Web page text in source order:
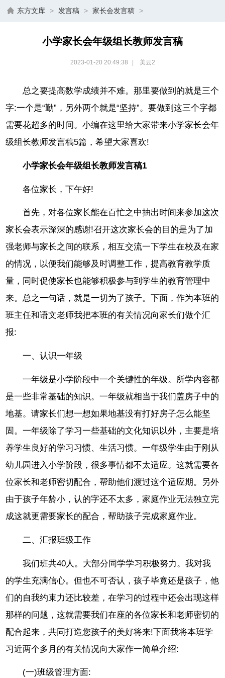
东方文库 > 发言稿 > 家长会发言稿 >
小学家长会年级组长教师发言稿
2023-01-20 20:49:38 美云2
总之要提高数学成绩并不难。那里要做到的就是三个
字:一个是“勤”，另外两个就是“坚持”。要做到这三个字都
需要花超多的时间。小编在这里给大家带来小学家长会年
级组长教师发言稿5篇，希望大家喜欢!
小学家长会年级组长教师发言稿1
各位家长，下午好!
首先，对各位家长能在百忙之中抽出时间来参加这次
家长会表示深深的感谢!召开这次家长会的目的是为了加
强老师与家长之间的联系，相互交流一下学生在校及在家
的情况，以便我们能够及时调整工作，提高教育教学质
量，同时促使家长也能够积极参与到学生的教育管理中
来。总之一句话，就是一切为了孩子。下面，作为本班的
班主任和语文老师我把本班的有关情况向家长们做个汇
报:
一、认识一年级
一年级是小学阶段中一个关键性的年级。所学内容都
是一些非常基础的知识。一年级就相当于我们盖房子中的
地基。请家长们想一想如果地基没有打好房子怎么能坚
固。一年级除了学习一些基础的文化知识以外，主要是培
养学生良好的学习习惯、生活习惯。一年级学生由于刚从
幼儿园进入小学阶段，很多事情都不太适应。这就需要各
位家长和老师密切配合，帮助他们渡过这个适应期。另外
由于孩子年龄小，认的字还不太多，家庭作业无法独立完
成这就更需要家长的配合，帮助孩子完成家庭作业。
二、汇报班级工作
我们班共40人。大部分同学学习积极努力。我对我
的学生充满信心。但也不可否认，孩子毕竟还是孩子，他
们的自我约束力还比较差，在学习的过程中还会出现这样
那样的问题，这就需要我们在座的各位家长和老师密切的
配合起来，共同打造您孩子的美好将来!下面我将本班学
习近两个多月的有关情况向大家作一简单介绍:
(一)班级管理方面: